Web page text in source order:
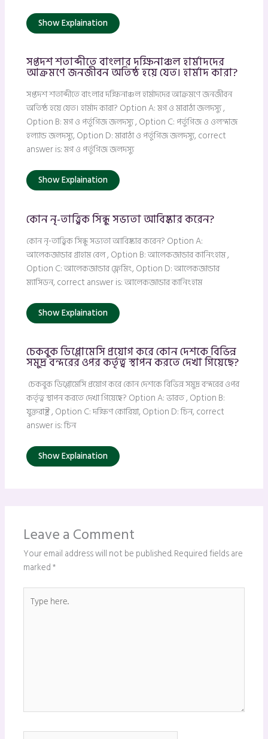
Show Explaination
সপ্তদশ শতাব্দীতে বাংলার দক্ষিনাঞ্চল হার্মাদদের
আক্রমণে জনজীবন অতিষ্ঠ হয়ে যেত। হার্মাদ কারা?
সপ্তদশ শতাব্দীতে বাংলার দক্ষিনাঞ্চল হার্মাদদের আক্রমণে জনজীবন
অতিষ্ঠ হয়ে যেত। হার্মাদ কারা? Option A: মগ ও মারাঠা জলদস্যু ,
Option B: মগ ও পর্তুগিজ জলদস্যু , Option C: পর্তুগিজ ও ওলন্দাজ
হল্যান্ড জলদস্যু, Option D: মারাঠা ও পর্তুগিজ জলদস্যু, correct
answer is: মগ ও পর্তুগিজ জলদস্যু
Show Explaination
কোন নৃ-তাত্ত্বিক সিন্ধু সভ্যতা আবিষ্কার করেন?
কোন নৃ-তাত্ত্বিক সিন্ধু সভ্যতা আবিষ্কার করেন? Option A:
আলেকজান্ডার গ্রাহাম বেল , Option B: আলেকজান্ডার কানিংহাম ,
Option C: আলেকজান্ডার ফ্লেমিং, Option D: আলেকজান্ডার
ম্যাসিডন, correct answer is: আলেকজান্ডার কানিংহাম
Show Explaination
চেকবুক ডিপ্লোমেসি প্রয়োগ করে কোন দেশকে বিভিন্ন
সমুদ্র বন্দরের ওপর কর্তৃত্ব স্থাপন করতে দেখা গিয়েছে?
চেকবুক ডিপ্লোমেসি প্রয়োগ করে কোন দেশকে বিভিন্ন সমুদ্র বন্দরের ওপর
কর্তৃত্ব স্থাপন করতে দেখা গিয়েছে? Option A: ভারত , Option B:
যুক্তরাষ্ট্র , Option C: দক্ষিণ কোরিয়া, Option D: চিন, correct
answer is: চিন
Show Explaination
Leave a Comment
Your email address will not be published.Required fields are
marked*
here..